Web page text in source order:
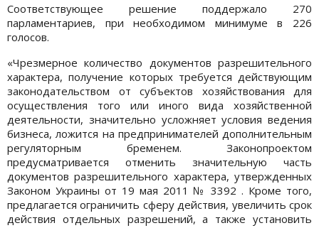
Соответствующее решение поддержало 270
парламентариев, при необходимом минимуме в 226
голосов.
«Чрезмерное количество документов разрешительного
характера, получение которых требуется действующим
законодательством от субъектов хозяйствования для
осуществления того или иного вида хозяйственной
деятельности, значительно усложняет условия ведения
бизнеса, ложится на предпринимателей дополнительным
регуляторным бременем. Законопроектом
предусматривается отменить значительную часть
документов разрешительного характера, утвержденных
Законом Украины от 19 мая 2011 № 3392 . Кроме того,
предлагается ограничить сферу действия, увеличить срок
действия отдельных разрешений, а также установить